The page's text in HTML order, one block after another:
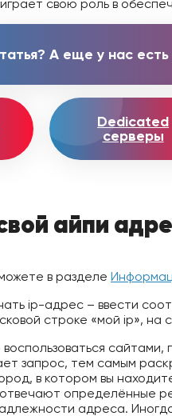
свою роль в
А еще у нас
Dedicated
серверы
айпи
в разделе
ip-адрес – ввести
строке «мой ip», на
запрос, тем самым
в котором вы
определённые
адреса.